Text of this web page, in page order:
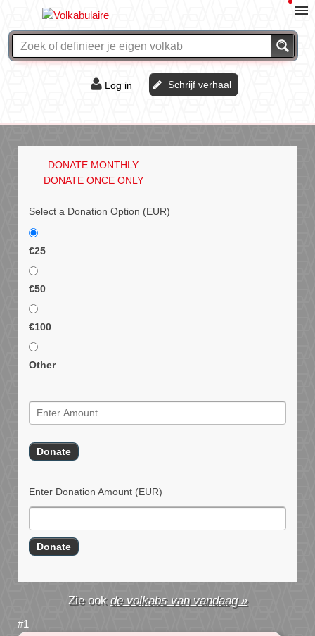
Log in Schrijf verhaal
DONATE MONTHLY
DONATE ONCE ONLY
Select a Donation Option (EUR)
€25
€50
€100
Other
Enter Donation Amount (EUR)
de volkabs van vandaag »